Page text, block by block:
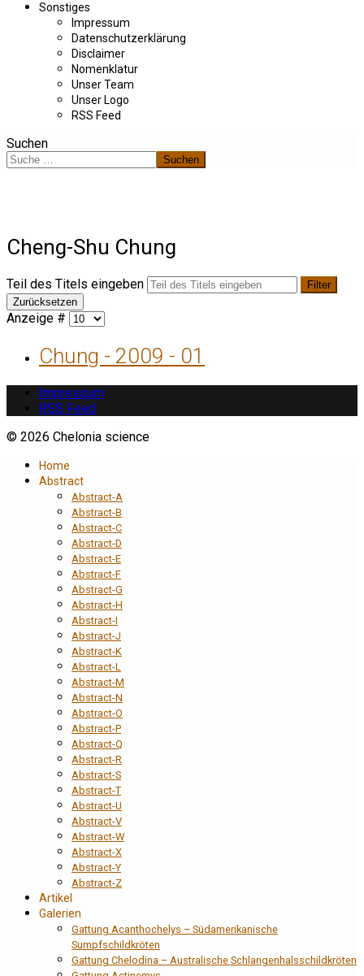
Sonstiges
Impressum
Datenschutzerklärung
Disclaimer
Nomenklatur
Unser Team
Unser Logo
RSS Feed
Suchen
Suchen
Cheng-Shu Chung
Teil des Titels eingeben
Filter
Zurücksetzen
Anzeige #
Chung - 2009 - 01
Impressum
RSS Feed
© 2026 Chelonia science
Home
Abstract
Abstract-A
Abstract-B
Abstract-C
Abstract-D
Abstract-E
Abstract-F
Abstract-G
Abstract-H
Abstract-I
Abstract-J
Abstract-K
Abstract-L
Abstract-M
Abstract-N
Abstract-O
Abstract-P
Abstract-Q
Abstract-R
Abstract-S
Abstract-T
Abstract-U
Abstract-V
Abstract-W
Abstract-X
Abstract-Y
Abstract-Z
Artikel
Galerien
Gattung Acanthochelys – Südamerikanische
Sumpfschildkröten
Gattung Chelodina – Australische Schlangenhalsschildkröten